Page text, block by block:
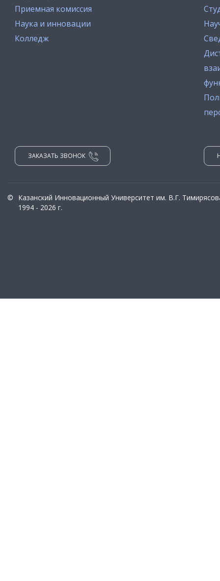
Приемная комиссия
Наука и инновации
Колледж
ЗАКАЗАТЬ ЗВОНОК
©
Казанский Инновационный Университет им. В.Г.
1994 - 2026 г.